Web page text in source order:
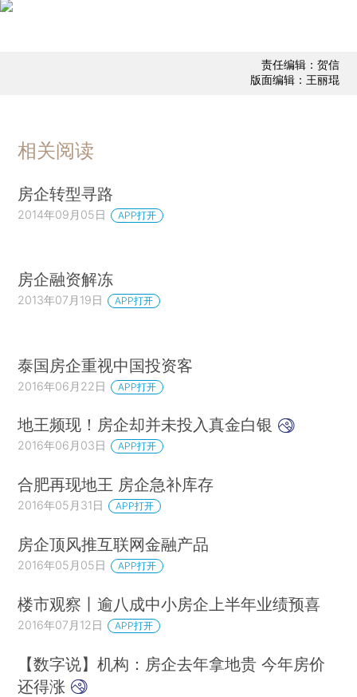
责任编辑：贺信
版面编辑：王丽琨
相关阅读
房企转型寻路
2014年09月05日 APP打开
房企融资解冻
2013年07月19日 APP打开
泰国房企重视中国投资客
2016年06月22日 APP打开
地王频现！房企却并未投入真金白银
2016年06月03日 APP打开
合肥再现地王 房企急补库存
2016年05月31日 APP打开
房企顶风推互联网金融产品
2016年05月05日 APP打开
楼市观察丨逾八成中小房企上半年业绩预喜
2016年07月12日 APP打开
【数字说】机构：房企去年拿地贵 今年房价
还得涨